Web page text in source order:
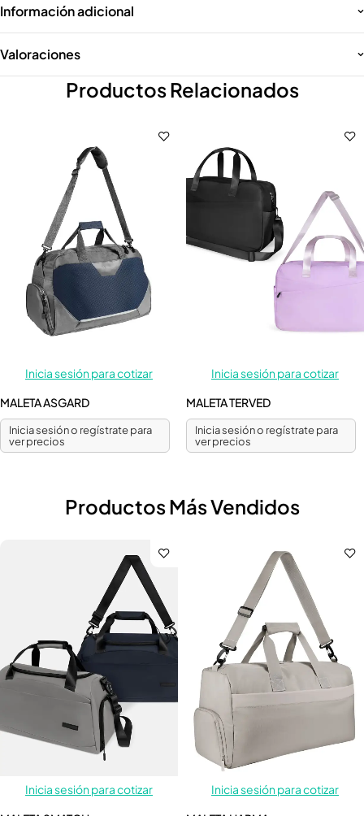
Información adicional
Valoraciones
Productos Relacionados
Inicia sesión para cotizar
MALETA ASGARD
Inicia sesión o regístrate para
ver precios
Inicia sesión para cotizar
MALETA TERVED
Inicia sesión o regístrate para
ver precios
Productos Más Vendidos
Inicia sesión para cotizar
Inicia sesión para cotizar